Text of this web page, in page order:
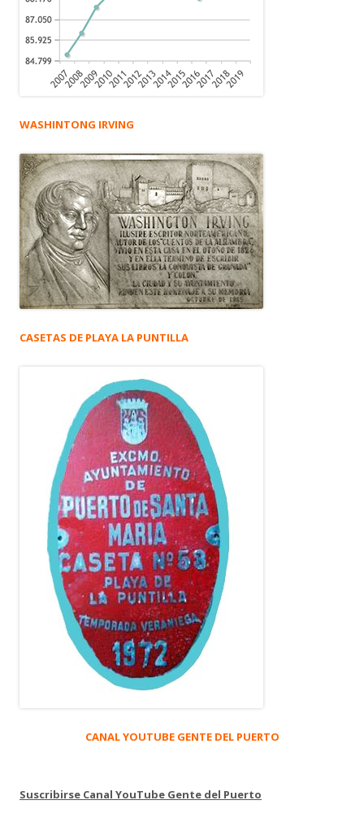
WASHINTONG IRVING
CASETAS DE PLAYA LA PUNTILLA
CANAL YOUTUBE GENTE DEL PUERTO
Suscribirse Canal YouTube Gente del Puerto